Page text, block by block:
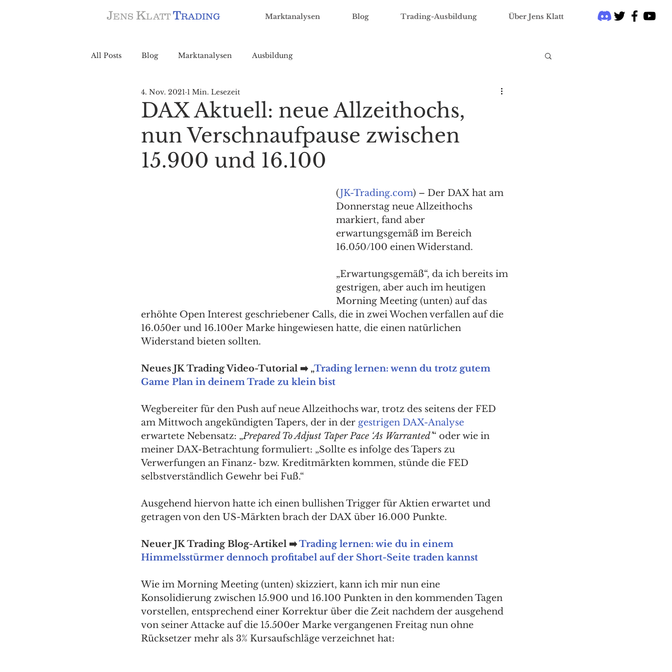
JENS KLATT TRADING Marktanalysen Blog Trading-Ausbildung Über Jens Klatt
All Posts Blog Marktanalysen Ausbildung
DAX Aktuell: neue Allzeithochs,
nun Verschnaufpause zwischen
15.900 und 16.100
4. Nov. 2021 1 Min. Lesezeit
(JK-Trading.com) – Der DAX hat am
Donnerstag neue Allzeithochs
markiert, fand aber
erwartungsgemäß im Bereich
16.050/100 einen Widerstand.
„Erwartungsgemäß“, da ich bereits im
gestrigen, aber auch im heutigen
Morning Meeting (unten) auf das
erhöhte Open Interest geschriebener Calls, die in zwei Wochen verfallen auf die
16.050er und 16.100er Marke hingewiesen hatte, die einen natürlichen
Widerstand bieten sollten.
Neues JK Trading Video-Tutorial ➡️ „Trading lernen: wenn du trotz gutem
Game Plan in deinem Trade zu klein bist
Wegbereiter für den Push auf neue Allzeithochs war, trotz des seitens der FED
am Mittwoch angekündigten Tapers, der in der gestrigen DAX-Analyse
erwartete Nebensatz: „Prepared To Adjust Taper Pace ‘As Warranted’“ oder wie in
meiner DAX-Betrachtung formuliert: „Sollte es infolge des Tapers zu
Verwerfungen an Finanz- bzw. Kreditmärkten kommen, stünde die FED
selbstverständlich Gewehr bei Fuß.“
Ausgehend hiervon hatte ich einen bullishen Trigger für Aktien erwartet und
getragen von den US-Märkten brach der DAX über 16.000 Punkte.
Neuer JK Trading Blog-Artikel ➡️ Trading lernen: wie du in einem
Himmelsstürmer dennoch profitabel auf der Short-Seite traden kannst
Wie im Morning Meeting (unten) skizziert, kann ich mir nun eine
Konsolidierung zwischen 15.900 und 16.100 Punkten in den kommenden Tagen
vorstellen, entsprechend einer Korrektur über die Zeit nachdem der ausgehend
von seiner Attacke auf die 15.500er Marke vergangenen Freitag nun ohne
Rücksetzer mehr als 3% Kursaufschläge verzeichnet hat: